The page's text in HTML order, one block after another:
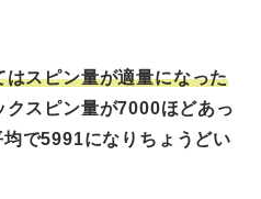
スピン量が適量になった
クスピン量が7000ほどあっ
で5991になりちょうどい